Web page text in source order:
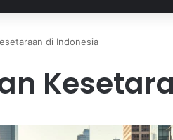
di Indonesia